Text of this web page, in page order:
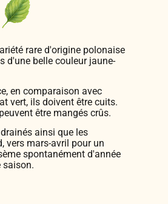
rare d'origine polonaise
d'une belle couleur jaune-
en comparaison avec
vert, ils doivent être cuits.
être mangés crûs.
ainsi que les
vers mars-avril pour un
spontanément d'année
saison.